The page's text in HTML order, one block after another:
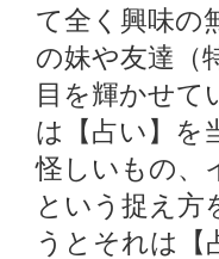
て全く興味の
の妹や友達（
目を輝かせて
は【占い】を
怪しいもの、
という捉え方
うとそれは【